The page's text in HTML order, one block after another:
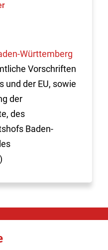
Württemberg
Vorschriften
und der EU, sowie
der
des
Baden-